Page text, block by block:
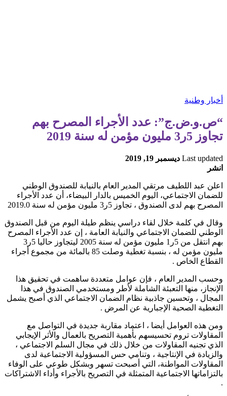
أخبار وطنية
“ص.و.ض.ج”: عدد الأجراء المصرح بهم
تجاوز 5ر3 مليون مؤمن له سنة 2019
Last updated ديسمبر 19, 2019
انشر
اعلن عبد اللطيف مرتقي المدير العام بالنيابة للصندوق الوطني
للضمان الاجتماعي، اليوم الخميس بالدار البيضاء، أن عدد الأجراء
المصرح بهم لدى الصندوق ، تجاوز 5ر3 مليون مؤمن له سنة 2019.0
وقال في كلمة خلال لقاء دراسي ينظم طيلة اليوم من قبل الصندوق
الوطني للضمان الاجتماعي والنيابة العامة ، إن عدد الأجراء المصرح
بهم انتقل من 5ر1 مليون مؤمن له سنة 2005 ليتجاوز حاليا 5ر3
مليون مؤمن له ، بنسبة تغطية وصلت 85 بالمائة من مجموع أجراء
القطاع الخاص .
وحسب المدير العام ، فإن عوامل متعددة ساهمت في تحقيق هذا
الإنجاز، منها التعبئة الشاملة لأطر ومستخدمي الصندوق في هذا
المجال ، وتحسين جاذبية نظام الضمان الاجتماعي الذي أصبح يشمل
التغطية الصحية الإجبارية عن المرض .
ومن هذه العوامل أيضا ، اعتماد مقاربة جديدة في التواصل مع
المقاولات تروم تحسيسهم بأهمية التصريح بالعمال والأثر الإيجابي
الذي تجنيه المقاولات من خلال ذلك في مجال السلم الاجتماعي ،
والزيادة في الإنتاجية ، وتنامي حس المسؤولية الاجتماعية لدى
المقاولات المواطنة، التي أصبحت تسهر وبشكل طوعي على الوفاء
بالتزاماتها الاجتماعية المتمثلة في التصريح بالأجراء وأداء الاشتراكات
.